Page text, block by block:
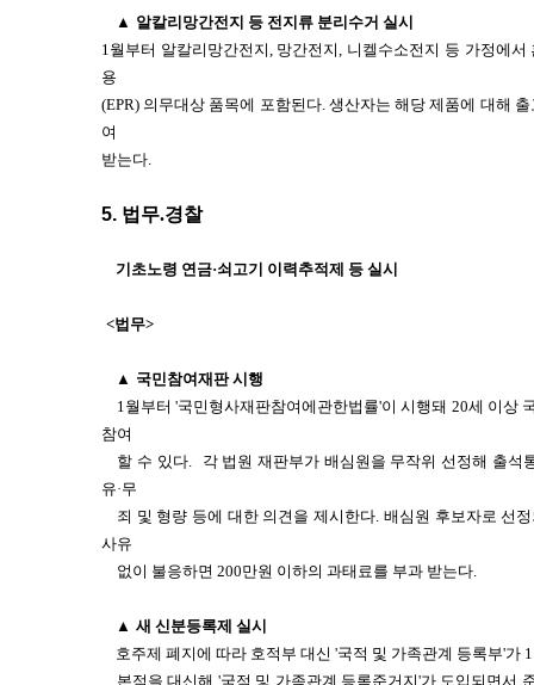
▲ 알칼리망간전지 등 전지류 분리수거 실시
1월부터 알칼리망간전지, 망간전지, 니켈수소전지 등 가정에
용
(EPR) 의무대상 품목에 포함된다. 생산자는 해당 제품에 대해
여
받는다.
5. 법무.경찰
기초노령 연금·쇠고기 이력추적제 등 실시
<법무>
▲ 국민참여재판 시행
1월부터 '국민형사재판참여에관한법률'이 시행돼 20세 이상
참여
할 수 있다.
각 법원 재판부가 배심원을 무작위 선정해 출
유·무
죄 및 형량 등에 대한 의견을 제시한다. 배심원 후보자로 선
사유
없이 불응하면 200만원 이하의 과태료를 부과 받는다.
▲ 새 신분등록제 실시
호주제 폐지에 따라 호적부 대신 '국적 및 가족관계 등록부'가
본적을 대신해 '국적 및 가족관계 등록준거지'가 도입되면서